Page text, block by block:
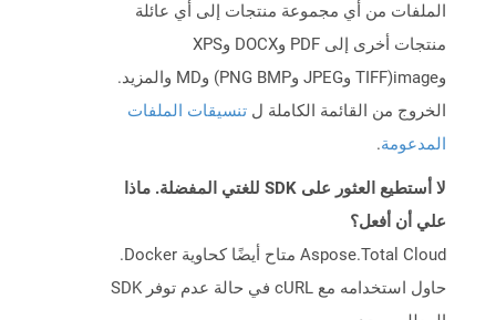
الملفات من أي مجموعة منتجات إلى أي عائلة
منتجات أخرى إلى PDF وDOCX وXPS
وimage(TIFF وJPEG وPNG BMP) وMD والمزيد.
الخروج من القائمة الكاملة ل تنسيقات الملفات
المدعومة.
لا أستطيع العثور على SDK للغتي المفضلة. ماذا
علي أن أفعل؟
Aspose.Total Cloud متاح أيضًا كحاوية Docker.
حاول استخدامه مع cURL في حالة عدم توفر SDK